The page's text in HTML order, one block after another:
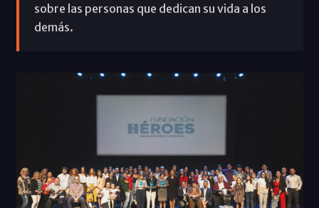
sobre las personas que dedican su vida a los
demás.